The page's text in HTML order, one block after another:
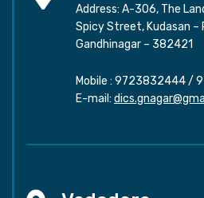
Address: A-306, The
Spicy Street, Kudasan –
Gandhinagar – 382421
Mobile : 9723832444/
E-mail: